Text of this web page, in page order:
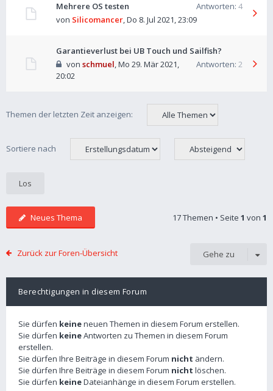
Mehrere OS testen Antworten: 4
von Silicomancer,Do 8. Jul 2021, 23:09
Garantieverlust bei UB Touch und Sailfish?
Antworten: 2
von schmuel,Mo 29. Mär 2021,
20:02
Themen der letzten Zeit anzeigen:
Sortiere nach
Neues Thema 17 Themen • Seite 1 von 1
Zurück zur Foren-Übersicht Gehe zu
Berechtigungen in diesem Forum
Sie dürfen keineneuen Themen in diesem Forum erstellen.
Sie dürfen keineAntworten zu Themen in diesem Forum
erstellen.
Sie dürfen Ihre Beiträge in diesem Forum nicht ändern.
Sie dürfen Ihre Beiträge in diesem Forum nicht löschen.
Sie dürfen keineDateianhänge in diesem Forum erstellen.